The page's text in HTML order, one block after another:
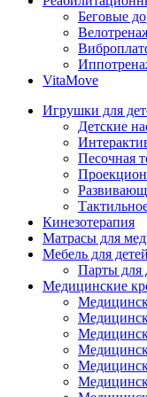
Беговые
VitaMove
Игрушки для
Детские
Песочная
Кинезотерапия
Матрасы для
Мебель для
Парты для
Медицинские